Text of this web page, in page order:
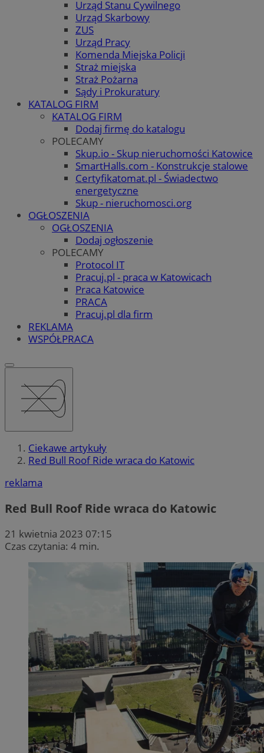
Urząd Stanu Cywilnego
Urząd Skarbowy
ZUS
Urząd Pracy
Komenda Miejska Policji
Straż miejska
Straż Pożarna
Sądy i Prokuratury
KATALOG FIRM
KATALOG FIRM
Dodaj firmę do katalogu
POLECAMY
Skup.io - Skup nieruchomości Katowice
SmartHalls.com - Konstrukcje stalowe
Certyfikatomat.pl - Świadectwo
energetyczne
Skup - nieruchomosci.org
OGŁOSZENIA
OGŁOSZENIA
Dodaj ogłoszenie
POLECAMY
Protocol IT
Pracuj.pl - praca w Katowicach
Praca Katowice
PRACA
Pracuj.pl dla firm
REKLAMA
WSPÓŁPRACA
Ciekawe artykuły
Red Bull Roof Ride wraca do Katowic
reklama
Red Bull Roof Ride wraca do Katowic
21 kwietnia 2023 07:15
Czas czytania: 4 min.